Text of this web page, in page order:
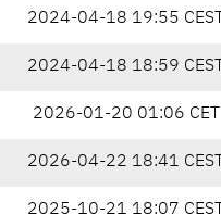
2024-04-18 19:55 CEST
2024-04-18 18:59 CEST
2026-01-20 01:06 CET
2026-04-22 18:41 CEST
2025-10-21 18:07 CEST